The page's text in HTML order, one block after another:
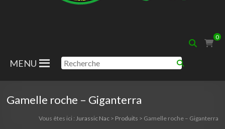
Nac
0
MENU
Gamelle roche – Giganterra
Vous êtes ici : Jurassic Nac> Produits > Gamelle roche – Giganterra